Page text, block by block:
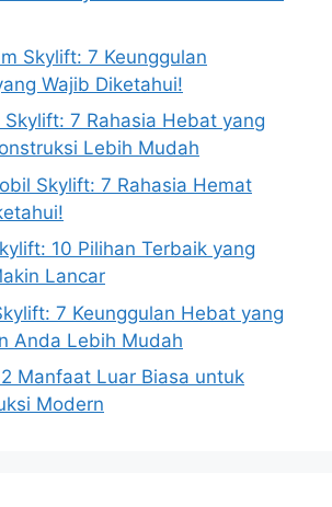
Skylift: 7 Keunggulan
Wajib Diketahui!
7 Rahasia Hebat yang
Lebih Mudah
Skylift: 7 Rahasia Hemat
10 Pilihan Terbaik yang
Lancar
7 Keunggulan Hebat yang
Anda Lebih Mudah
Manfaat Luar Biasa untuk
Modern